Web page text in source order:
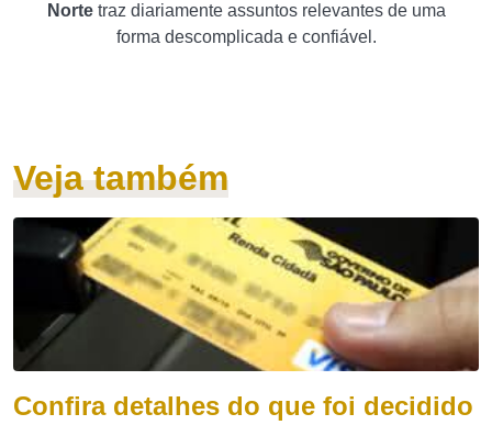
Norte traz diariamente assuntos relevantes de uma
forma descomplicada e confiável.
Veja também
Confira detalhes do que foi decidido